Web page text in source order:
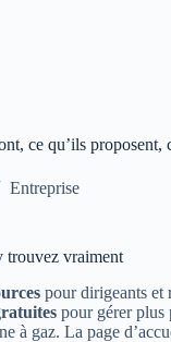
ce qu’ils proposent,
Entreprise
trouvez vraiment
pour dirigeants et
pour gérer plus
à gaz. La page